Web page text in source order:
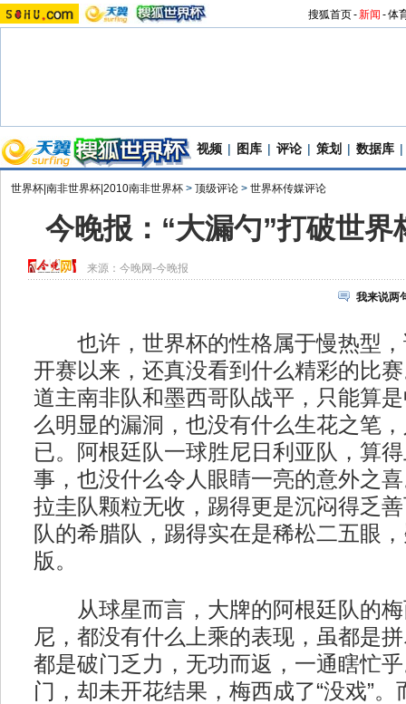
搜狐首页-新闻 -体
视频 | 图库 | 评论 | 策划 | 数据库 |
世界杯|南非世界杯|2010南非世界杯 > 顶级评论 > 世界杯传媒评论
今晚报：“大漏勺”打破世界
来源： 今晚网-今晚报
我来说两
也许，世界杯的性格属于慢热型，
开赛以来，还真没看到什么精彩的比
道主南非队和墨西哥队战平，只能算
么明显的漏洞，也没有什么生花之笔
已。阿根廷队一球胜尼日利亚队，算
事，也没什么令人眼睛一亮的意外之
拉圭队颗粒无收，踢得更是沉闷得乏
队的希腊队，踢得实在是稀松二五眼
版。
从球星而言，大牌的阿根廷队的梅
尼，都没有什么上乘的表现，虽都是
都是破门乏力，无功而返，一通瞎忙
门，却未开花结果，梅西成了“没戏”